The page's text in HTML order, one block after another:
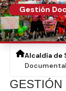
Gestión
Alcaldía de
Documental
​GEST​IÓN